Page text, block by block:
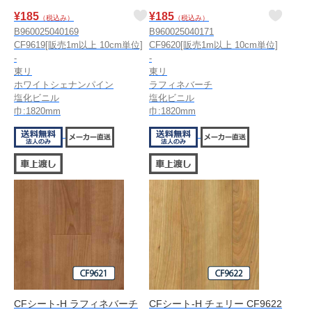
¥185 （税込み）
B960025040169
CF9619[販売1m以上 10cm単位]
-
東リ
ホワイトシェナンパイン
塩化ビニル
巾:1820mm
¥185 （税込み）
B960025040171
CF9620[販売1m以上 10cm単位]
-
東リ
ラフィネバーチ
塩化ビニル
巾:1820mm
CFシート-H ラフィネバーチ
CFシート-H チェリー CF9622